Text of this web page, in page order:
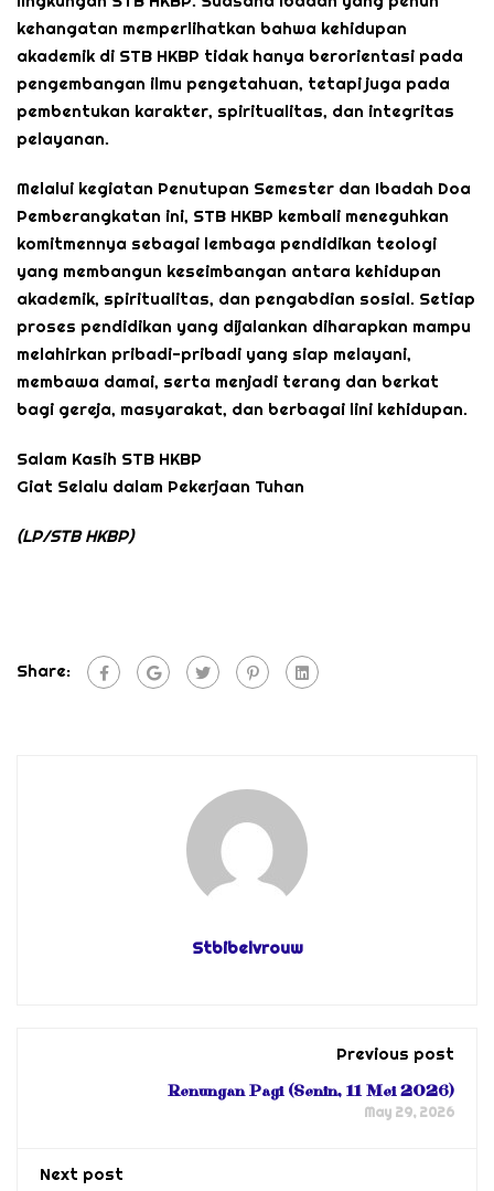
kehangatan memperlihatkan bahwa kehidupan
akademik di STB HKBP tidak hanya berorientasi pada
pengembangan ilmu pengetahuan, tetapi juga pada
pembentukan karakter, spiritualitas, dan integritas
pelayanan.
Melalui kegiatan Penutupan Semester dan Ibadah Doa
Pemberangkatan ini, STB HKBP kembali meneguhkan
komitmennya sebagai lembaga pendidikan teologi
yang membangun keseimbangan antara kehidupan
akademik, spiritualitas, dan pengabdian sosial. Setiap
proses pendidikan yang dijalankan diharapkan mampu
melahirkan pribadi-pribadi yang siap melayani,
membawa damai, serta menjadi terang dan berkat
bagi gereja, masyarakat, dan berbagai lini kehidupan.
Salam Kasih STB HKBP
Giat Selalu dalam Pekerjaan Tuhan
(LP/STB HKBP)
Share:
Stbibelvrouw
Previous post
Renungan Pagi (Senin, 11 Mei 2026)
May 29, 2026
Next post